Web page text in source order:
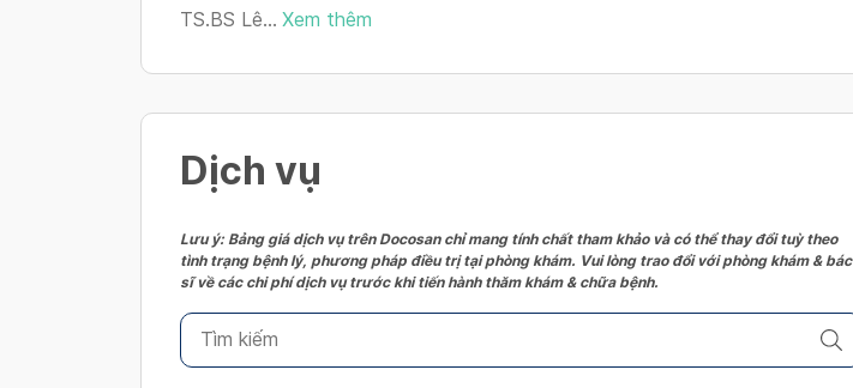
TS.BS Lê... Xem thêm
Dịch vụ
Lưu ý: Bảng giá dịch vụ trên Docosan chỉ mang tính chất tham khảo và có thể thay đổi tuỳ theo
tình trạng bệnh lý, phương pháp điều trị tại phòng khám. Vui lòng trao đổi với phòng khám & bác
sĩ về các chi phí dịch vụ trước khi tiến hành thăm khám & chữa bệnh.